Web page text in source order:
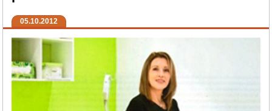
05.10.2012